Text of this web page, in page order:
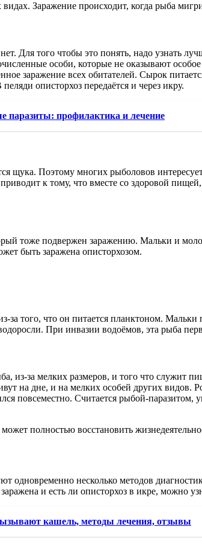
Заражение происходит, когда рыба
Для того чтобы это понять, надо узнать
особи, которые не оказывают
заражение всех обитателей. Сырок
описторхоз передаётся и через икру.
паразиты: профилактика и лечение
щука. Поэтому многих рыболовов
к тому, что вместе со здоровой
тоже подвержен заражению. Мальки и
быть заражена описторхозом.
того, что он питается планктоном.
При инвазии водоёмов, эта рыба
из-за мелких размеров, и того что служит
на дне, и на мелких особей других видов.
повсеместно. Считается рыбой-
полностью восстановить
одновременно несколько методов
и есть ли описторхоз в икре, можно
кашель, методы лечения, отзывы